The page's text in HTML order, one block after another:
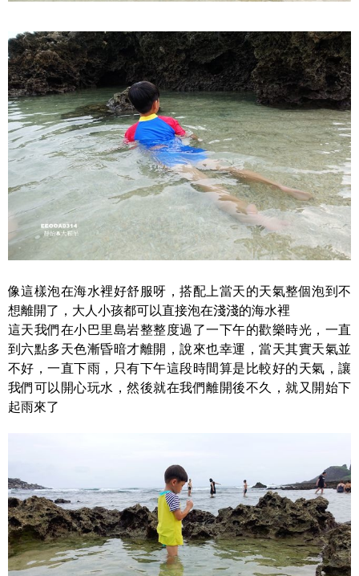
像這樣泡在海水裡好舒服呀，搭配上當天的天氣整個泡到不
想離開了，大人小孩都可以直接泡在淺淺的海水裡
這天我們在小巴里島岩整整度過了一下午的歡樂時光，一直
到六點多天色漸昏暗才離開，說來也幸運，當天其實天氣並
不好，一直下雨，只有下午這段時間算是比較好的天氣，讓
我們可以開心玩水，然後就在我們離開後不久，就又開始下
起雨來了